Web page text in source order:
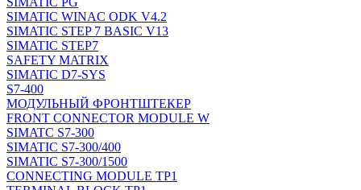
SIMATIC WINAC ODK V4.2
SIMATIC STEP 7 BASIC V13
SIMATIC STEP7
SAFETY MATRIX
SIMATIC D7-SYS
S7-400
МОДУЛЬНЫЙ ФРОНТШТЕКЕР
FRONT CONNECTOR MODULE W
SIMATC S7-300
SIMATIC S7-300/400
SIMATIC S7-300/1500
CONNECTING MODULE TP1